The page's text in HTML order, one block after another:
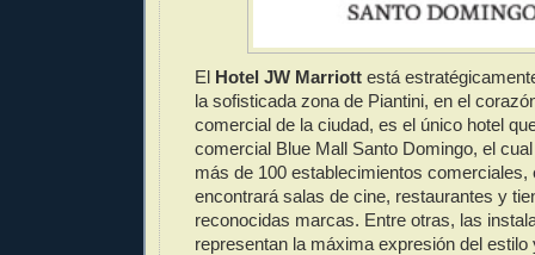
El Hotel JW Marriott está
la sofisticada zona de Piantini, en el
comercial de la ciudad, es el único hotel
comercial Blue Mall Santo Domingo, el
más de 100 establecimientos comerciales,
encontrará salas de cine, restaurantes y
reconocidas marcas. Entre otras, las
representan la máxima expresión del estilo